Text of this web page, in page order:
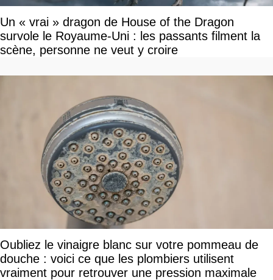
Un « vrai » dragon de House of the Dragon
survole le Royaume-Uni : les passants filment la
scène, personne ne veut y croire
Oubliez le vinaigre blanc sur votre pommeau de
douche : voici ce que les plombiers utilisent
vraiment pour retrouver une pression maximale